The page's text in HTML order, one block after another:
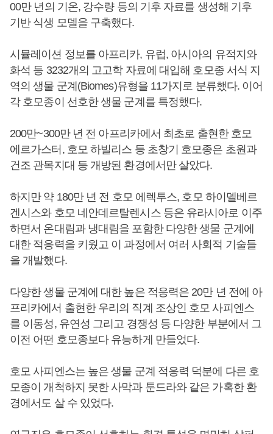
00만 년의 기온, 강수량 등의 기후 자료를 생성해 기후
기반 식생 모델을 구축했다.
시뮬레이션 정보를 아프리카, 유럽, 아시아의 유적지와
화석 등 3232개의 고고학 자료에 대입해 호모종 서식 지
역의 생물 군계(Biomes)유형을 11가지로 분류했다. 이어
각 호모종이 선호한 생물 군계를 특정했다.
200만~300만 년 전 아프리카에서 최초로 출현한 호모
에르가스터, 호모 하빌리스 등 초창기 호모종은 초원과
건조 관목지대 등 개방된 환경에서만 살았다.
하지만 약 180만 년 전 호모 에렉투스, 호모 하이델베르
겐시스와 호모 네안데르탈렌시스 등은 유라시아로 이주
하면서 온대림과 냉대림을 포함한 다양한 생물 군계에
대한 적응력을 키웠고 이 과정에서 여러 사회적 기술들
을 개발했다.
다양한 생물 군계에 대한 높은 적응력은 20만 년 전에 아
프리카에서 출현한 우리의 직계 조상인 호모 사피엔스
를 이동성, 유연성 그리고 경쟁성 등 다양한 부분에서 그
이전 어떤 호모종보다 유능하게 만들었다.
호모 사피엔스는 높은 생물 군계 적응력 덕분에 다른 호
모종이 개척하지 못한 사막과 툰드라와 같은 가혹한 환
경에서도 살 수 있었다.